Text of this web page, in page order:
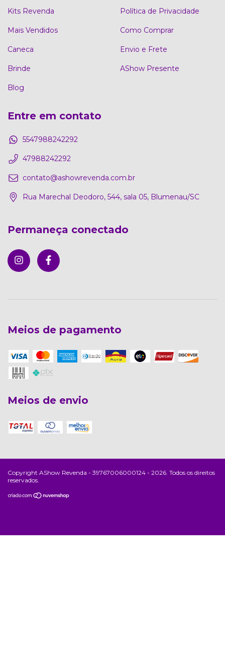
Kits Revenda
Mais Vendidos
Caneca
Brinde
Blog
Política de Privacidade
Como Comprar
Envio e Frete
AShow Presente
Entre em contato
5547988242292
47988242292
contato@ashowrevenda.com.br
Rua Marechal Deodoro, 544, sala 05, Blumenau/SC
Permaneça conectado
Meios de pagamento
Meios de envio
Copyright AShow Revenda - 39767006000124 - 2026. Todos os direitos
reservados.